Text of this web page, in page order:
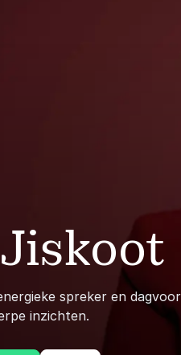
spreker en
inzichten.